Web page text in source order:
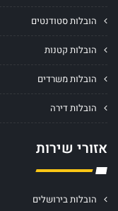
הובלות סטודנטים
הובלות קטנות
הובלות משרדים
הובלות דירה
אזורי שירות
הובלות בירושלים